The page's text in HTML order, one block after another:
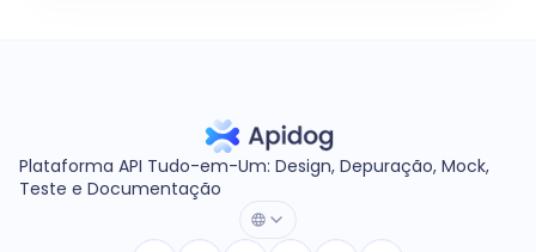
Plataforma API Tudo-em-Um: Design, Depuração, Mock,
Teste e Documentação